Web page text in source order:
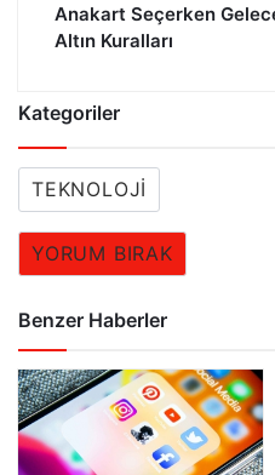
Anakart Seçerken
Altın Kuralları
Kategoriler
TEKNOLOJI
YORUM BIRAK
Benzer Haberler